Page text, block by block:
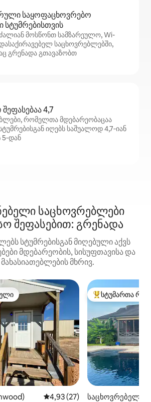
საყოფაცხოვრებო
სტუმრებისთვის
მოსწონთ სამზარეულო, Wi-
დასაქირავებელ საცხოვრებლებში,
გრენადა გთავაზობთ
4,7
რომელთა მდებარეობაცაა
იღებს საშუალოდ 4,7‑იან
5‑დან
საცხოვრებლები
შეფასებით: გრენადა
სტუმრებისგან მიღებული აქვს
მდებარეობის, სისუფთავისა და
მახასიათებლების მხრივ.
ვარიანტი
საშუალო შეფასებაა 5‑დან
4,93 (27)
სტუმართა
სტუმართა
საცხოვრებელი